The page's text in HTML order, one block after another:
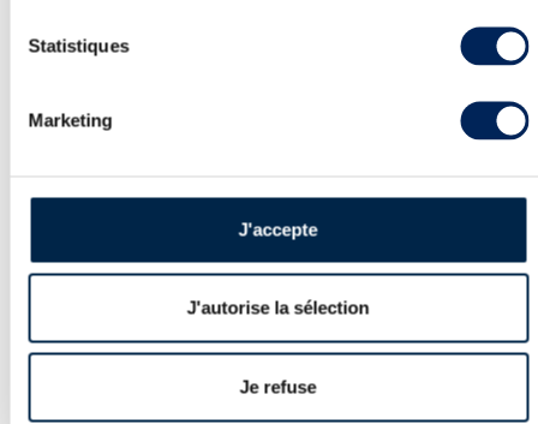
Statistiques
Marketing
J'accepte
J'autorise la sélection
Je refuse
encore d’un a priori positif non
consommateurs - force est de constater
l’épreuve que représente une vente aux
enchères.
L’apparition sur nos marchés d’une
multitude de marques de pure malts et
années a suscité de nombreuses
interrogations et une nécessaire